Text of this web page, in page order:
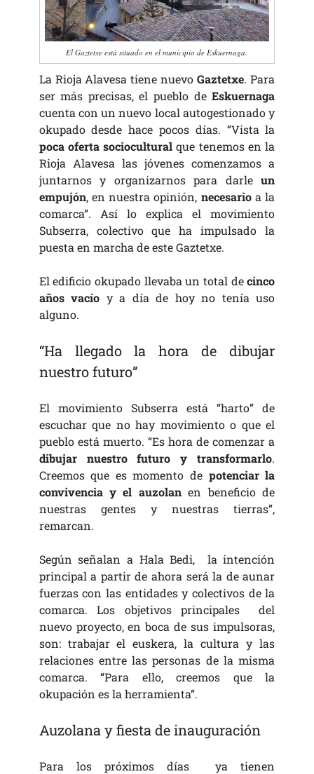
El Gaztetxe está situado en el municipio de Eskuernaga.
La Rioja Alavesa tiene nuevo Gaztetxe. Para
ser más precisas, el pueblo deEskuernaga
cuenta con un nuevo local autogestionado y
okupado desde hace pocos días. “Vista la
poca oferta sociocultural que tenemos en la
Rioja Alavesa las jóvenes comenzamos a
juntarnos y organizarnos para darleun
empujón, en nuestra opinión, necesarioa la
comarca”. Así lo explica el movimiento
Subserra, colectivo que ha impulsado la
puesta en marcha de este Gaztetxe.
El edificio okupado llevaba un total decinco
años vacío y a día de hoy no tenía uso
alguno.
“Ha llegado la hora de dibujar
nuestro futuro”
El movimiento Subserra está “harto” de
escuchar que no hay movimiento o que el
pueblo está muerto. “Es hora de comenzar a
dibujar nuestro futuro y transformarlo.
Creemos que es momento de potenciar la
convivencia y el auzolanen beneficio de
nuestras gentes y nuestras tierras”,
remarcan.
Según señalan a Hala Bedi, la intención
principal a partir de ahora será la de aunar
fuerzas con las entidades y colectivos de la
comarca. Los objetivos principales del
nuevo proyecto, en boca de sus impulsoras,
son: trabajar el euskera, la cultura y las
relaciones entre las personas de la misma
comarca. “Para ello, creemos que la
okupación es la herramienta”.
Auzolana y fiesta de inauguración
Para los próximos días ya tienen